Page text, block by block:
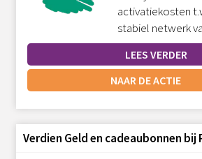
activatiekosten
stabiel netwerk
LEES VERDER
NAAR DE ACTIE
Verdien Geld en cadeaubonnen bij